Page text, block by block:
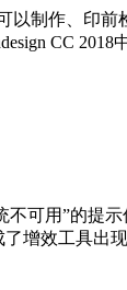
制作、印
CC
可用”的
增效工具